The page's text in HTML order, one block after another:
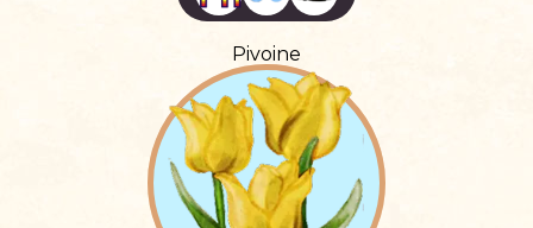
Pivoine